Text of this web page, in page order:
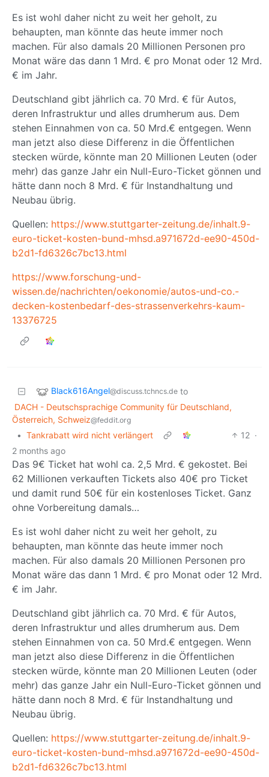
Es ist wohl daher nicht zu weit her geholt, zu
behaupten, man könnte das heute immer noch
machen. Für also damals 20 Millionen Personen pro
Monat wäre das dann 1 Mrd. € pro Monat oder 12 Mrd.
€ im Jahr.
Deutschland gibt jährlich ca. 70 Mrd. € für Autos,
deren Infrastruktur und alles drumherum aus. Dem
stehen Einnahmen von ca. 50 Mrd.€ entgegen. Wenn
man jetzt also diese Differenz in die Öffentlichen
stecken würde, könnte man 20 Millionen Leuten (oder
mehr) das ganze Jahr ein Null-Euro-Ticket gönnen und
hätte dann noch 8 Mrd. € für Instandhaltung und
Neubau übrig.
Quellen: https://www.stuttgarter-zeitung.de/inhalt.9-
euro-ticket-kosten-bund-mhsd.a971672d-ee90-450d-
b2d1-fd6326c7bc13.html
https://www.forschung-und-
wissen.de/nachrichten/oekonomie/autos-und-co.-
decken-kostenbedarf-des-strassenverkehrs-kaum-
13376725
Black616Angel@discuss.tchncs.de to
DACH - Deutschsprachige Community für Deutschland,
Österreich, Schweiz@feddit.org
• Tankrabatt wird nicht verlängert 12 ·
2 months ago
Das 9€ Ticket hat wohl ca. 2,5 Mrd. € gekostet. Bei
62 Millionen verkauften Tickets also 40€ pro Ticket
und damit rund 50€ für ein kostenloses Ticket. Ganz
ohne Vorbereitung damals…
Es ist wohl daher nicht zu weit her geholt, zu
behaupten, man könnte das heute immer noch
machen. Für also damals 20 Millionen Personen pro
Monat wäre das dann 1 Mrd. € pro Monat oder 12 Mrd.
€ im Jahr.
Deutschland gibt jährlich ca. 70 Mrd. € für Autos,
deren Infrastruktur und alles drumherum aus. Dem
stehen Einnahmen von ca. 50 Mrd.€ entgegen. Wenn
man jetzt also diese Differenz in die Öffentlichen
stecken würde, könnte man 20 Millionen Leuten (oder
mehr) das ganze Jahr ein Null-Euro-Ticket gönnen und
hätte dann noch 8 Mrd. € für Instandhaltung und
Neubau übrig.
Quellen: https://www.stuttgarter-zeitung.de/inhalt.9-
euro-ticket-kosten-bund-mhsd.a971672d-ee90-450d-
b2d1-fd6326c7bc13.html